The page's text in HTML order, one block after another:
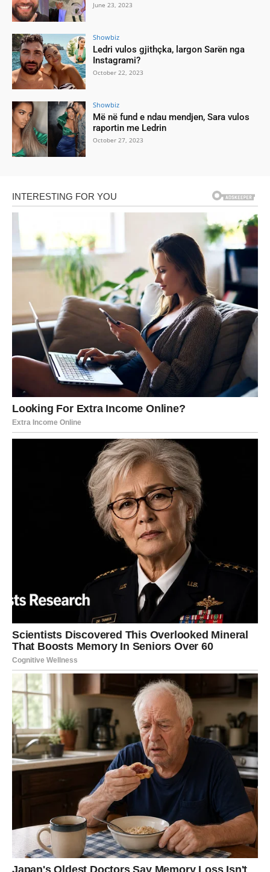
June 23, 2023
Showbiz
Ledri vulos gjithçka, largon Sarën nga
Instagrami?
October 22, 2023
Showbiz
Më në fund e ndau mendjen, Sara vulos
raportin me Ledrin
October 27, 2023